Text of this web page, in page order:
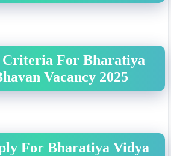
For Bharatiya
Vacancy 2025
For Bharatiya Vidya